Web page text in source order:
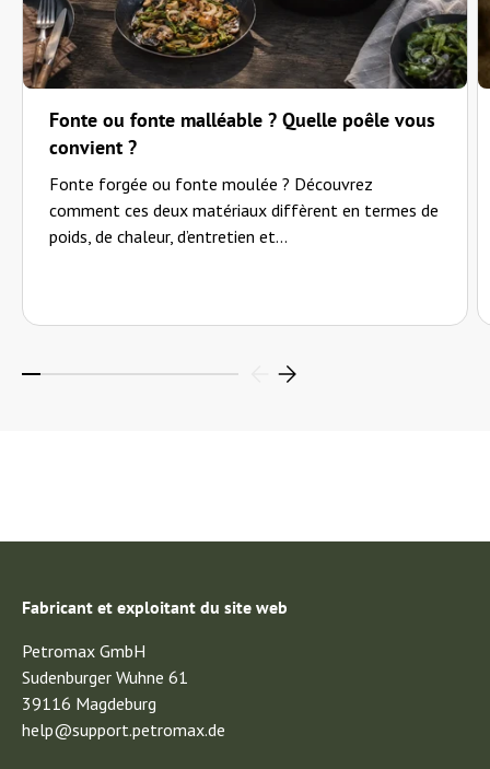
"Schnelle Lieferung"
Elke V.(5/5 )
Q&A
Fonte ou fonte malléable ? Quelle poêle vous
convient ?
Fonte forgée ou fonte moulée ? Découvrez
comment ces deux matériaux diffèrent en termes de
poids, de chaleur, d’entretien et...
Fabricant et exploitant du site web
Petromax GmbH
Sudenburger Wuhne 61
39116 Magdeburg
help@support.petromax.de